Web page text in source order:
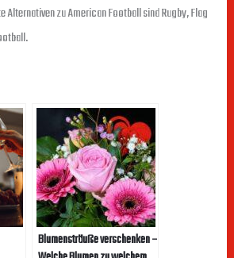
Alternativen zu American Football sind Rugby, Flag
Blumensträuße verschenken –